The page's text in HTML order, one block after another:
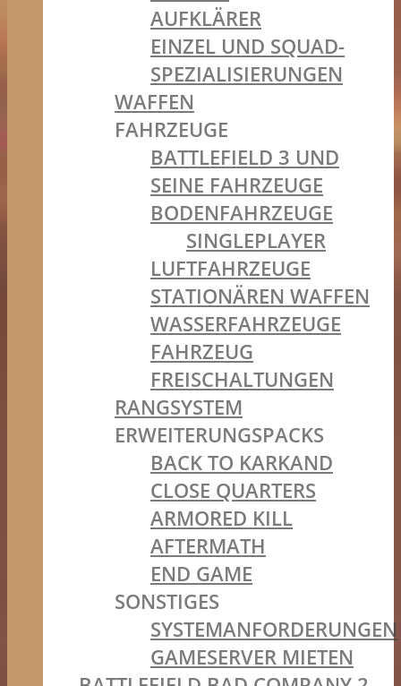
AUFKLÄRER
EINZEL UND SQUAD-
SPEZIALISIERUNGEN
WAFFEN
FAHRZEUGE
BATTLEFIELD 3 UND
SEINE FAHRZEUGE
BODENFAHRZEUGE
SINGLEPLAYER
LUFTFAHRZEUGE
STATIONÄREN WAFFEN
WASSERFAHRZEUGE
FAHRZEUG
FREISCHALTUNGEN
RANGSYSTEM
ERWEITERUNGSPACKS
BACK TO KARKAND
CLOSE QUARTERS
ARMORED KILL
AFTERMATH
END GAME
SONSTIGES
SYSTEMANFORDERUNGEN
GAMESERVER MIETEN